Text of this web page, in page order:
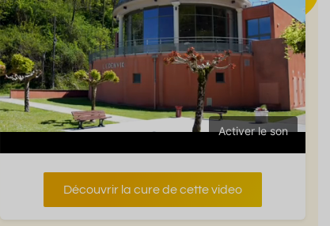
Activer le son
Découvrir la cure de cette video